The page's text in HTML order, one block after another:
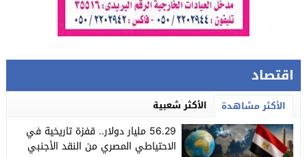
اقتصاد
الأكثر مشاهدة الأكثر شعبية
56.29 مليار دولار.. قفزة تاريخية في
الاحتياطي المصري من النقد الأجنبي